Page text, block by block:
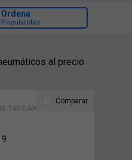
al precio
Ordena
Popularidad
TAYCAN
Comparar